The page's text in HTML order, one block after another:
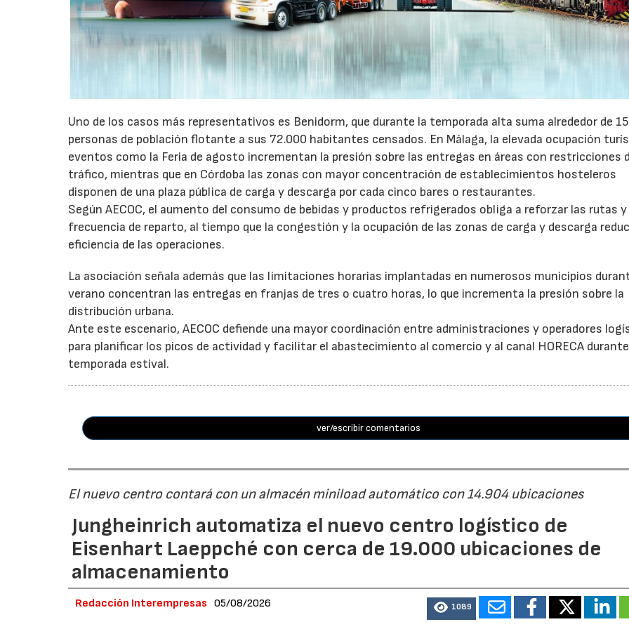
Uno de los casos más representativos es Benidorm, que durante la temporada alta suma alrededor de
personas de población flotante a sus 72.000 habitantes censados. En Málaga, la elevada ocupación
eventos como la Feria de agosto incrementan la presión sobre las entregas en áreas con restricciones
tráfico, mientras que en Córdoba las zonas con mayor concentración de establecimientos hosteleros
disponen de una plaza pública de carga y descarga por cada cinco bares o restaurantes.
Según AECOC, el aumento del consumo de bebidas y productos refrigerados obliga a reforzar las rutas y
frecuencia de reparto, al tiempo que la congestión y la ocupación de las zonas de carga y descarga
eficiencia de las operaciones.
La asociación señala además que las limitaciones horarias implantadas en numerosos municipios
verano concentran las entregas en franjas de tres o cuatro horas, lo que incrementa la presión sobre la
distribución urbana.
Ante este escenario, AECOC defiende una mayor coordinación entre administraciones y operadores
para planificar los picos de actividad y facilitar el abastecimiento al comercio y al canal HORECA
temporada estival.
ver/escribir comentarios
El nuevo centro contará con un almacén miniload automático con 14.904 ubicaciones
Jungheinrich automatiza el nuevo centro logístico de
Eisenhart Laeppché con cerca de 19.000 ubicaciones de
almacenamiento
Redacción Interempresas 05/08/2026 1089